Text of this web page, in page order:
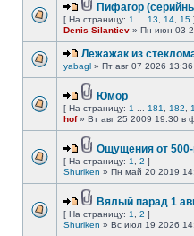
Пифагор
[ На страницу: 1 13 14 15 ]
Denis Silantiev » Пн июн 03
Лежажак из
yabagl » Пт авг 07 2026
Юмор
[ На страницу: 1 181 182
hof» Вт авг 25 2009 19:30 в
Ощущения от
[ На страницу: 1 2 ]
Shuriken » Пн май 20 2019
Вялый парад 1
[ На страницу: 1 2 ]
Shuriken » Вс июл 19 2026